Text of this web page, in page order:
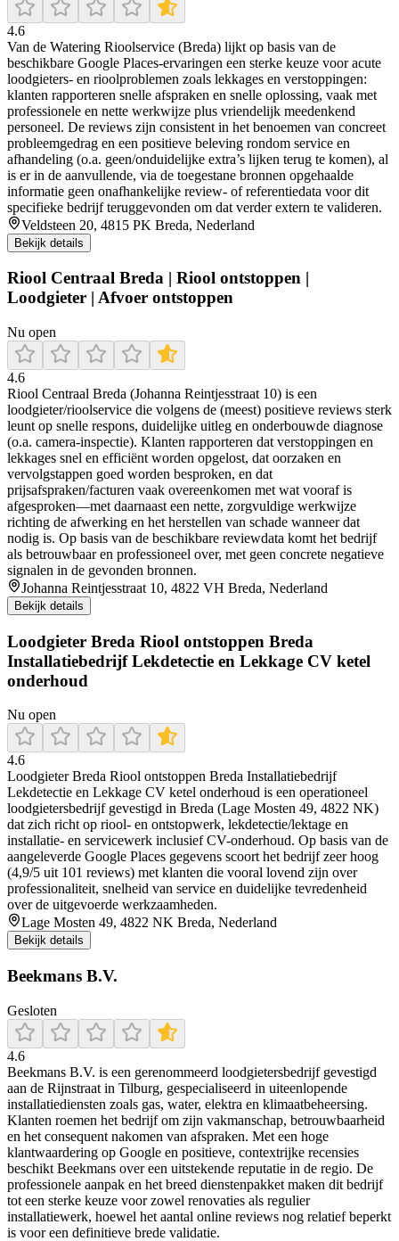
4.6
Van de Watering Rioolservice (Breda) lijkt op basis van de
beschikbare Google Places-ervaringen een sterke keuze voor acute
loodgieters- en rioolproblemen zoals lekkages en verstoppingen:
klanten rapporteren snelle afspraken en snelle oplossing, vaak met
professionele en nette werkwijze plus vriendelijk meedenkend
personeel. De reviews zijn consistent in het benoemen van concreet
probleemgedrag en een positieve beleving rondom service en
afhandeling (o.a. geen/onduidelijke extra’s lijken terug te komen), al
is er in de aanvullende, via de toegestane bronnen opgehaalde
informatie geen onafhankelijke review- of referentiedata voor dit
specifieke bedrijf teruggevonden om dat verder extern te valideren.
Veldsteen 20, 4815 PK Breda, Nederland
Bekijk details
Riool Centraal Breda | Riool ontstoppen |
Loodgieter | Afvoer ontstoppen
Nu open
4.6
Riool Centraal Breda (Johanna Reintjesstraat 10) is een
loodgieter/rioolservice die volgens de (meest) positieve reviews sterk
leunt op snelle respons, duidelijke uitleg en onderbouwde diagnose
(o.a. camera-inspectie). Klanten rapporteren dat verstoppingen en
lekkages snel en efficiënt worden opgelost, dat oorzaken en
vervolgstappen goed worden besproken, en dat
prijsafspraken/facturen vaak overeenkomen met wat vooraf is
afgesproken—met daarnaast een nette, zorgvuldige werkwijze
richting de afwerking en het herstellen van schade wanneer dat
nodig is. Op basis van de beschikbare reviewdata komt het bedrijf
als betrouwbaar en professioneel over, met geen concrete negatieve
signalen in de gevonden bronnen.
Johanna Reintjesstraat 10, 4822 VH Breda, Nederland
Bekijk details
Loodgieter Breda Riool ontstoppen Breda
Installatiebedrijf Lekdetectie en Lekkage CV ketel
onderhoud
Nu open
4.6
Loodgieter Breda Riool ontstoppen Breda Installatiebedrijf
Lekdetectie en Lekkage CV ketel onderhoud is een operationeel
loodgietersbedrijf gevestigd in Breda (Lage Mosten 49, 4822 NK)
dat zich richt op riool- en ontstopwerk, lekdetectie/lektage en
installatie- en servicewerk inclusief CV-onderhoud. Op basis van de
aangeleverde Google Places gegevens scoort het bedrijf zeer hoog
(4,9/5 uit 101 reviews) met klanten die vooral lovend zijn over
professionaliteit, snelheid van service en duidelijke tevredenheid
over de uitgevoerde werkzaamheden.
Lage Mosten 49, 4822 NK Breda, Nederland
Bekijk details
Beekmans B.V.
Gesloten
4.6
Beekmans B.V. is een gerenommeerd loodgietersbedrijf gevestigd
aan de Rijnstraat in Tilburg, gespecialiseerd in uiteenlopende
installatiediensten zoals gas, water, elektra en klimaatbeheersing.
Klanten roemen het bedrijf om zijn vakmanschap, betrouwbaarheid
en het consequent nakomen van afspraken. Met een hoge
klantwaardering op Google en positieve, contextrijke recensies
beschikt Beekmans over een uitstekende reputatie in de regio. De
professionele aanpak en het breed dienstenpakket maken dit bedrijf
tot een sterke keuze voor zowel renovaties als regulier
installatiewerk, hoewel het aantal online reviews nog relatief beperkt
is voor een definitieve brede validatie.